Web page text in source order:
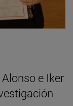
e Iker